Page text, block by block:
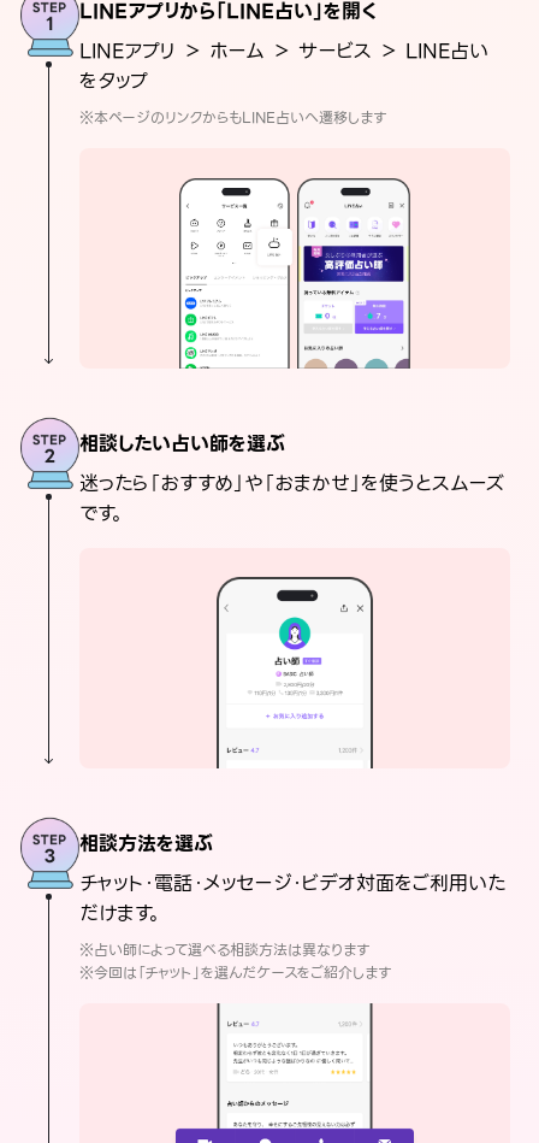
LINEアプリから「LINE占い」を開く
LINEアプリ ＞ ホーム ＞ サービス ＞ LINE占い
をタップ
※本ページのリンクからもLINE占いへ遷移します
相談したい占い師を選ぶ
迷ったら「おすすめ」や「おまかせ」を使うとスムーズ
です。
相談方法を選ぶ
チャット・電話・メッセージ・ビデオ対面をご利用いた
だけます。
※占い師によって選べる相談方法は異なります
※今回は「チャット」を選んだケースをご紹介します